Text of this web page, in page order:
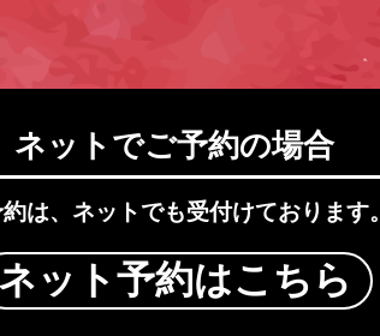
ネットでご予約の場合
は、ネットでも受付けております。
ネット予約はこちら